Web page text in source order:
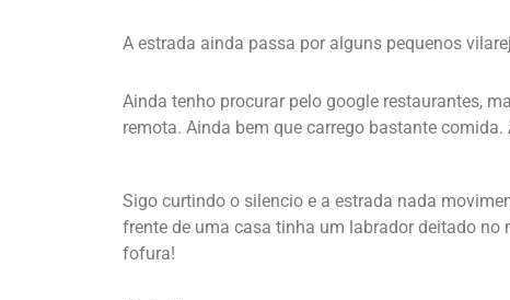
A estrada ainda passa por alguns pequenos
Ainda tenho procurar pelo google restaurantes,
remota. Ainda bem que carrego bastante comida.
Sigo curtindo o silencio e a estrada nada
frente de uma casa tinha um labrador deitado no
fofura!